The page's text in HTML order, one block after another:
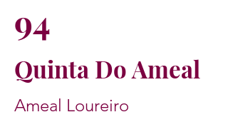
94
Quinta Do Ameal
Ameal Loureiro